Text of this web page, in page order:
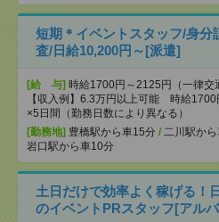
短期＊イベントスタッフ/身分
査/日給10,200円～[派遣]
[給 与] 時給1700円～2125円（一律交
【収入例】6.3万円以上可能 時給1700
×5日間（勤務日数により異なる）
[勤務地] 豊橋駅から車15分 / 二川駅か
岩口駅から車10分
土日だけで効率よく稼げる！
のイベントPRスタッフ[アル